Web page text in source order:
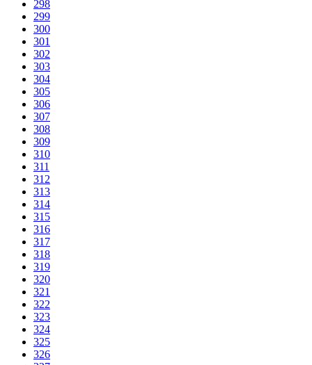
298
299
300
301
302
303
304
305
306
307
308
309
310
311
312
313
314
315
316
317
318
319
320
321
322
323
324
325
326